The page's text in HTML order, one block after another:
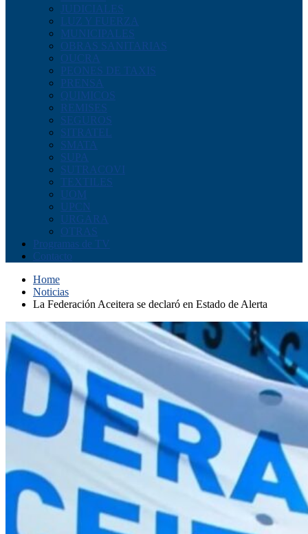
JUDICIALES
LUZ Y FUERZA
MUNICIPALES
OBRAS SANITARIAS
OUCRA
PEONES DE TAXIS
PRENSA
QUIMICOS
REMISES
SEGUROS
SITRATEL
SMATA
SUPA
SUTRACOVI
TEXTILES
UOM
UPCN
URGARA
OTRAS
Programas de TV
Contacto
Home
Noticias
La Federación Aceitera se declaró en Estado de Alerta